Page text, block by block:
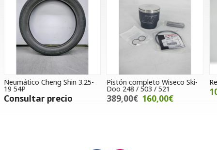
Pistón completo Wiseco Ski-
Doo 248 / 503 / 521
389,00€ 160,00€
Retén de aceite Voge SR4
10,00€